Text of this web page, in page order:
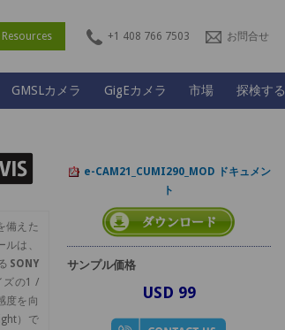
Resources +1 408 766 7503 お問合せ
GMSLカメラ GigEカメラ 市場 探検する
備えた
は、
SONY
ズの1 /
度を向
）で
e-CAM21_CUMI290_MOD ドキュメン
ト
サンプル価格
USD 99